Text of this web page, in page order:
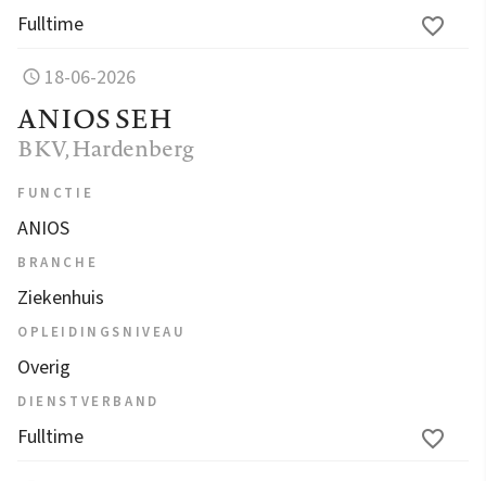
Fulltime
18-06-2026
ANIOS SEH
BKV, Hardenberg
FUNCTIE
ANIOS
BRANCHE
Ziekenhuis
OPLEIDINGSNIVEAU
Overig
DIENSTVERBAND
Fulltime